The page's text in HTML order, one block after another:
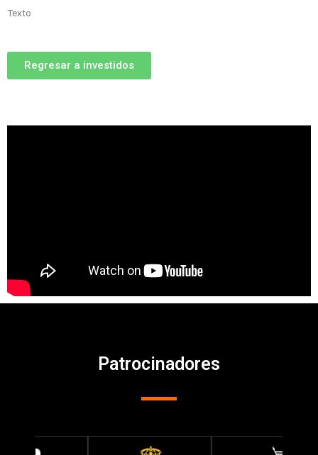
Texto
Regresar a investidos
Patrocinadores